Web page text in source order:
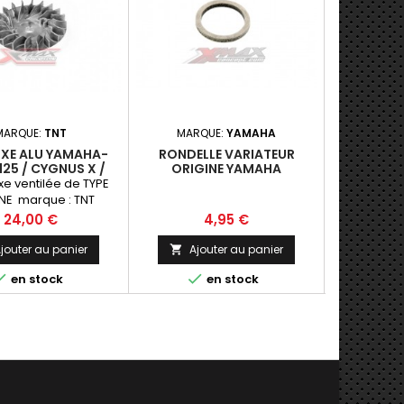
TNT
ALU YAMAHA-
/ CYGNUS X /
125
ventilée de TYPE
marque : TNT
Prix
24,00 €
au panier
en stock
MARQUE: YAMAHA
RONDELLE VARIATEUR
ORIGINE YAMAHA
Prix
4,95 €
 Ajouter au panier
 en stock
RESSORT
MAXI
YAMAHA
Ressort

en